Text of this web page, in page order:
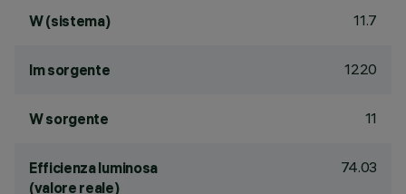
W (sistema) 11.7
lm sorgente 1220
W sorgente 11
Efficienza luminosa
(valore reale)
74.03